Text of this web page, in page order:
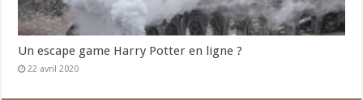
Un escape game Harry Potter en ligne ?
22 avril 2020